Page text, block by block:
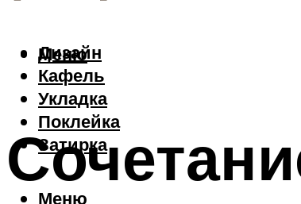
Дизайн
Кафель
Укладка
Поклейка
Затирка
Меню
Меню